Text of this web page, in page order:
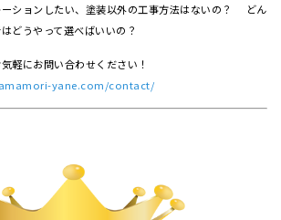
ションしたい、塗装以外の工事方法はないの？ どん
どうやって選べばいいの？
にお問い合わせください！
yane.com/contact/